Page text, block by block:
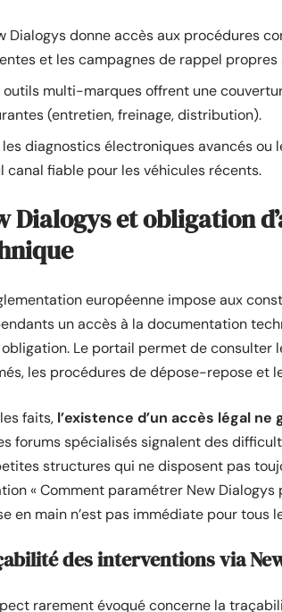
Dialogys donne accès aux procédures
et les campagnes de rappel propres
outils multi-marques offrent une
(entretien, freinage, distribution).
les diagnostics électroniques avancés ou
canal fiable pour les véhicules récents.
Dialogys et obligation
européenne impose aux
un accès à la documentation
Le portail permet de consulter
les procédures de dépose-repose et
faits, l’existence d’un accès légal
forums spécialisés signalent des
structures qui ne disposent pas
« Comment paramétrer New
en main n’est pas immédiate pour tous
des interventions via
rarement évoqué concerne la